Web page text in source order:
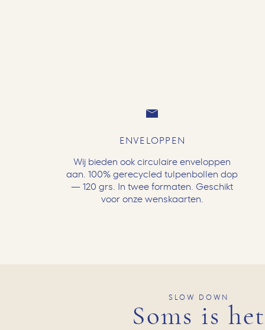
ENVELOPPEN
Wij bieden ook circulaire enveloppen
aan. 100% gerecycled tulpenbollen dop
— 120 grs. In twee formaten. Geschikt
voor onze wenskaarten.
SLOW DOWN
Soms is het